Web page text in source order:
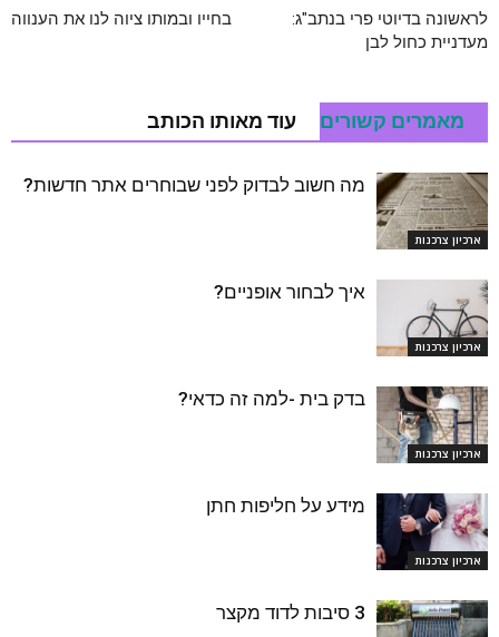
לראשונה בדיוטי פרי בנתב"ג:
מעדניית כחול לבן
בחייו ובמותו ציוה לנו את הענווה
מאמרים קשורים עוד מאותו הכותב
ארכיון צרכנות
מה חשוב לבדוק לפני שבוחרים אתר חדשות?
ארכיון צרכנות
איך לבחור אופניים?
ארכיון צרכנות
בדק בית -למה זה כדאי?
ארכיון צרכנות
מידע על חליפות חתן
3 סיבות לדוד מקצר